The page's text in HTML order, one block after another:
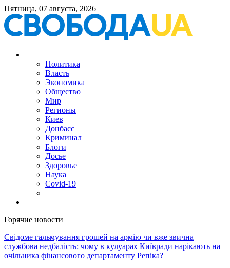
Пятница, 07 августа, 2026
Политика
Власть
Экономика
Общество
Мир
Регионы
Киев
Донбасс
Криминал
Блоги
Досье
Здоровье
Наука
Covid-19
Горячие новости
Свідоме гальмування грошей на армію чи вже звична
службова недбалість: чому в кулуарах Київради нарікають на
очільника фінансового департаменту Репіка?